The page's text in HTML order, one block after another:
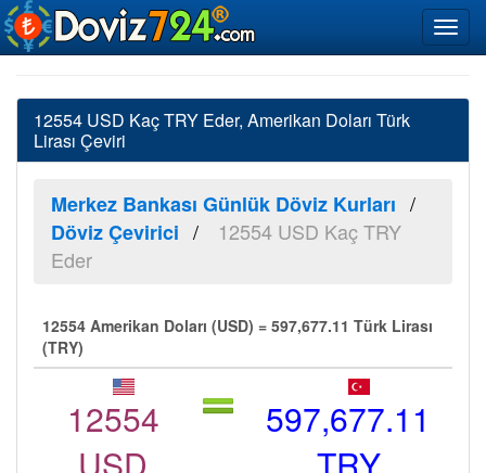
12554 USD Kaç TRY Eder, Amerikan Doları Türk
Lirası Çeviri
Merkez Bankası Günlük Döviz Kurları
Döviz Çevirici
12554 USD Kaç TRY
Eder
12554 Amerikan Doları (USD) = 597,677.11 Türk Lirası
(TRY)
12554
597,677.11